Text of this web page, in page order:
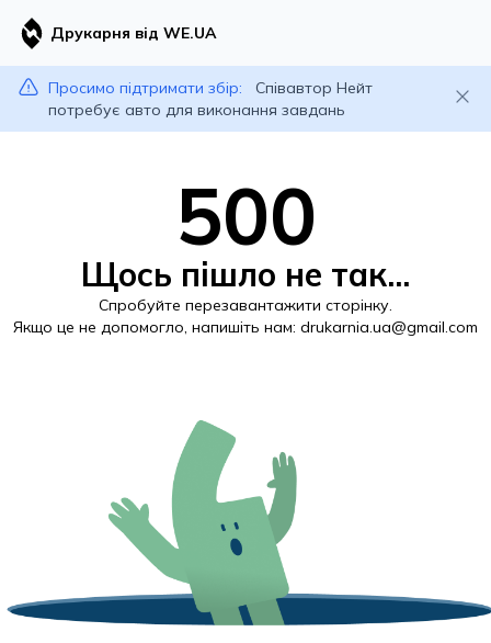
Друкарня від WE.UA
Просимо підтримати збір:
Співавтор Нейт
потребує авто для виконання завдань
500
Щось пішло не так...
Спробуйте перезавантажити сторінку.
Якщо це не допомогло, напишіть нам: drukarnia.ua@gmail.com